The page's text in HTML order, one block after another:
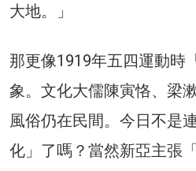
大地。」
那更像1919年五四運動時
象。文化大儒陳寅恪、梁
風俗仍在民間。今日不是
化」了嗎？當然新亞主張